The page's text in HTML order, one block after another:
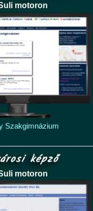
motoron
Szakgimnázium
képző
motoron